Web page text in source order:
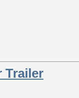
Trailer